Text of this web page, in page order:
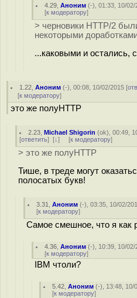
4.29 ,Аноним (-), 01:33, 10/02/
[к модератору]
> черновики HTTP/2
некоторыми
...каковыми и остались,
1.22 ,Аноним (-), 00:08, 10/02/2015 [
[к модератору]
это же полуHTTP
2.23 ,Michael Shigorin (ok), 00:49,
[ответить] [↓] [к модератору]
> это же полуHTTP
Тише, в треде могут
полосатых букв!
3.31 ,Аноним (-), 03:35, 10/02/
[к модератору]
Самое смешное, что я как
4.36 ,Аноним (-), 10:39, 10/02/
[к модератору]
IBM чтоли?
5.42 ,Аноним (-), 13:48, 10/
[к модератору]